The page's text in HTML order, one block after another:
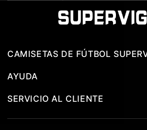
CAMISETAS DE FÚTBOL
AYUDA
SERVICIO AL CLIENTE